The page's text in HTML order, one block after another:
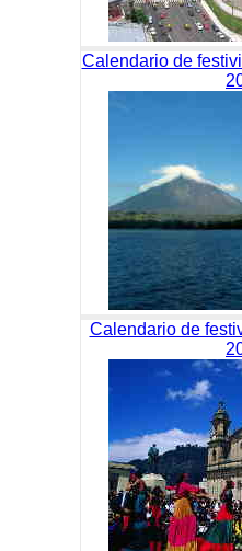
Calendario de
Calendario de